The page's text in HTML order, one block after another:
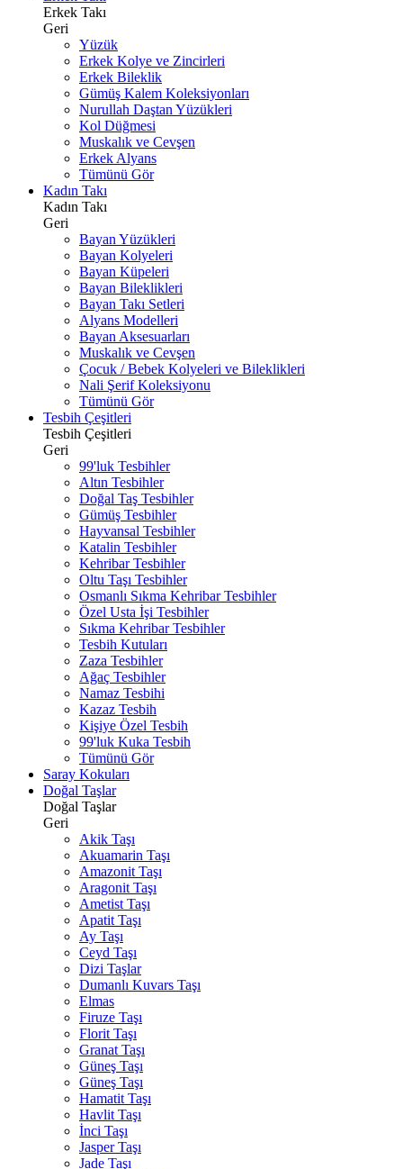
Erkek Takı
Geri
Yüzük
Erkek Kolye ve Zincirleri
Erkek Bileklik
Gümüş Kalem Koleksiyonları
Nurullah Daştan Yüzükleri
Kol Düğmesi
Muskalık ve Cevşen
Erkek Alyans
Tümünü Gör
Kadın Takı
Kadın Takı
Geri
Bayan Yüzükleri
Bayan Kolyeleri
Bayan Küpeleri
Bayan Bileklikleri
Bayan Takı Setleri
Alyans Modelleri
Bayan Aksesuarları
Muskalık ve Cevşen
Çocuk / Bebek Kolyeleri ve Bileklikleri
Nali Şerif Koleksiyonu
Tümünü Gör
Tesbih Çeşitleri
Tesbih Çeşitleri
Geri
99'luk Tesbihler
Altın Tesbihler
Doğal Taş Tesbihler
Gümüş Tesbihler
Hayvansal Tesbihler
Katalin Tesbihler
Kehribar Tesbihler
Oltu Taşı Tesbihler
Osmanlı Sıkma Kehribar Tesbihler
Özel Usta İşi Tesbihler
Sıkma Kehribar Tesbihler
Tesbih Kutuları
Zaza Tesbihler
Ağaç Tesbihler
Namaz Tesbihi
Kazaz Tesbih
Kişiye Özel Tesbih
99'luk Kuka Tesbih
Tümünü Gör
Saray Kokuları
Doğal Taşlar
Doğal Taşlar
Geri
Akik Taşı
Akuamarin Taşı
Amazonit Taşı
Aragonit Taşı
Ametist Taşı
Apatit Taşı
Ay Taşı
Ceyd Taşı
Dizi Taşlar
Dumanlı Kuvars Taşı
Elmas
Firuze Taşı
Florit Taşı
Granat Taşı
Güneş Taşı
Güneş Taşı
Hamatit Taşı
Havlit Taşı
İnci Taşı
Jasper Taşı
Jade Taşı